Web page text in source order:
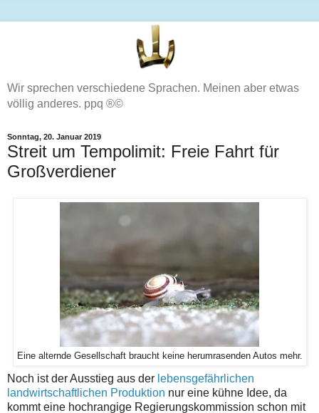
Wir sprechen verschiedene Sprachen. Meinen aber etwas
völlig anderes. ppq ®©
Sonntag, 20. Januar 2019
Streit um Tempolimit: Freie Fahrt für
Großverdiener
Eine alternde Gesellschaft braucht keine herumrasenden Autos mehr.
Noch ist der Ausstieg aus der lebensgefährlichen
landwirtschaftlichen Produktion nur eine kühne Idee, da
kommt eine hochrangige Regierungskommission schon mit